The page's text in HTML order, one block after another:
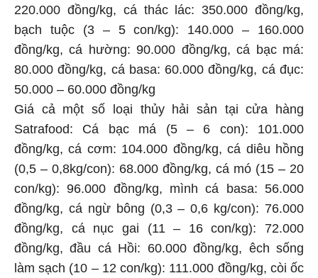
220.000 đồng/kg, cá thác lác: 350.000 đồng/kg,
bạch tuộc (3 – 5 con/kg): 140.000 – 160.000
đồng/kg, cá hường: 90.000 đồng/kg, cá bạc má:
80.000 đồng/kg, cá basa: 60.000 đồng/kg, cá đục:
50.000 – 60.000 đồng/kg
Giá cả một số loại thủy hải sản tại cửa hàng
Satrafood: Cá bạc má (5 – 6 con): 101.000
đồng/kg, cá cơm: 104.000 đồng/kg, cá diêu hồng
(0,5 – 0,8kg/con): 68.000 đồng/kg, cá mó (15 – 20
con/kg): 96.000 đồng/kg, mình cá basa: 56.000
đồng/kg, cá ngừ bông (0,3 – 0,6 kg/con): 76.000
đồng/kg, cá nục gai (11 – 16 con/kg): 72.000
đồng/kg, đầu cá Hồi: 60.000 đồng/kg, êch sống
làm sạch (10 – 12 con/kg): 111.000 đồng/kg, còi ốc